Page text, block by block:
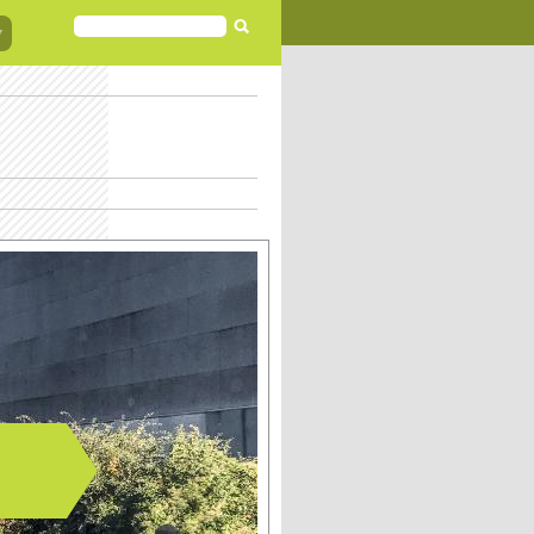
FORMULAIRE
DE
RECHERCHE